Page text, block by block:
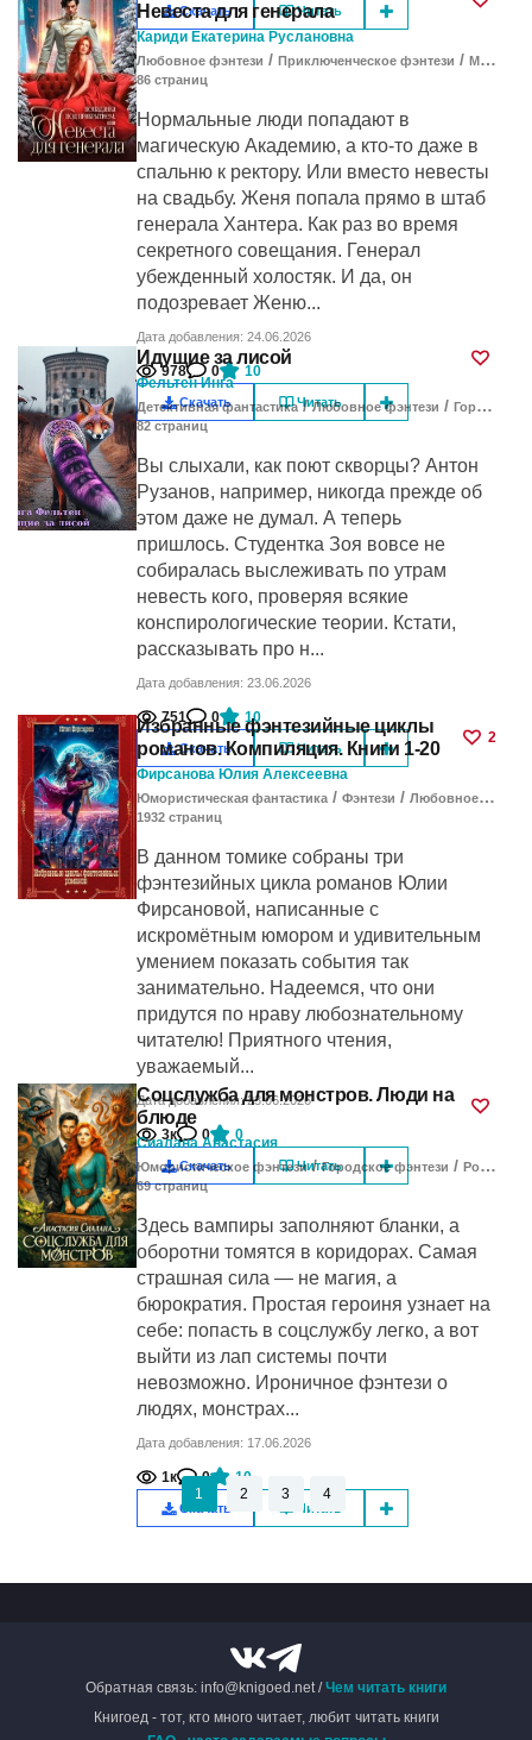
Скачать Читать
Невеста для генерала
Кариди Екатерина Руслановна
Любовное фэнтези / Приключенческое фэнтези / Магический детектив
86 cтраниц
Нормальные люди попадают в
магическую Академию, а кто-то даже в
спальню к ректору. Или вместо невесты
на свадьбу. Женя попала прямо в штаб
генерала Хантера. Как раз во время
секретного совещания. Генерал
убежденный холостяк. И да, он
подозревает Женю...
Дата добавления: 24.06.2026
978 0 10
Скачать Читать
Идущие за лисой
Фельтен Инга
Детективная фантастика/Любовное фэнтези / Городское фэнтези
82cтраниц
Вы слыхали, как поют скворцы? Антон
Рузанов, например, никогда прежде об
этом даже не думал. А теперь
пришлось. Студентка Зоя вовсе не
собиралась выслеживать по утрам
невесть кого, проверяя всякие
конспирологические теории. Кстати,
рассказывать про н...
Дата добавления: 23.06.2026
751 0 10
Скачать Читать
Избранные фэнтезийные циклы
романов. Компиляция. Книги 1-20
2
Фирсанова Юлия Алексеевна
Юмористическая фантастика / Фэнтези / Любовное фэнтези
1932 cтраниц
В данном томике собраны три
фэнтезийных цикла романов Юлии
Фирсановой, написанные с
искромётным юмором и удивительным
умением показать события так
занимательно. Надеемся, что они
придутся по нраву любознательному
читателю! Приятного чтения,
уважаемый...
Дата добавления: 23.06.2026
3к 0 0
Скачать Читать
Соцслужба для монстров. Люди на
блюде
Сиалана Анастасия
Юмористическое фэнтези/Городское фэнтези / Романтическое фэнтези
69cтраниц
Здесь вампиры заполняют бланки, а
оборотни томятся в коридорах. Самая
страшная сила — не магия, а
бюрократия. Простая героиня узнает на
себе: попасть в соцслужбу легко, а вот
выйти из лап системы почти
невозможно. Ироничное фэнтези о
людях, монстрах...
Дата добавления: 17.06.2026
1к 0 10
Скачать Читать
1 2 3 4
Обратная связь: info@knigoed.net /Чем читать книги
Книгоед - тот, кто много читает, любит читать книги